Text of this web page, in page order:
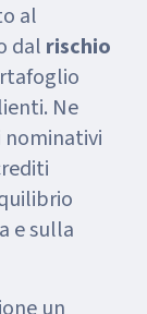
al
dal rischio
Ne
nominativi
e sulla